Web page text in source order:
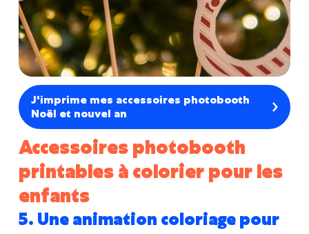
J'imprime mes accessoires photobooth
Noël et nouvel an
Accessoires photobooth
printables à colorier pour les
enfants
5. Une animation coloriage pour